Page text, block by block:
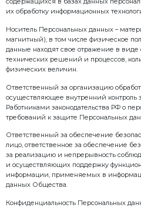
– регламенты обработки
– иные локальные
ООО «Завод
Персональные данные —
косвенно определенному
(субъекту персональных
Информация — сведения
представления.
Оператор —